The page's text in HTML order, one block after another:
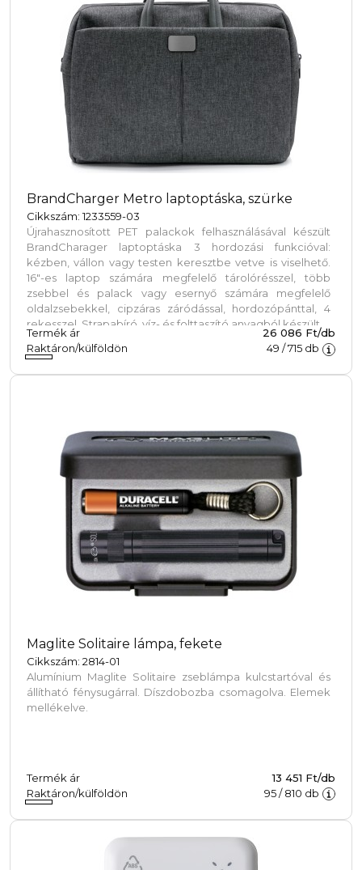
BrandCharger Metro laptoptáska, szürke
Cikkszám: 1233559-03
Újrahasznosított PET palackok felhasználásával készült
BrandCharager laptoptáska 3 hordozási funkcióval:
kézben, vállon vagy testen keresztbe vetve is viselhető.
16"-es laptop számára megfelelő tárolórésszel, több
zsebbel és palack vagy esernyő számára megfelelő
oldalzsebekkel, cipzáras záródással, hordozópánttal, 4
rekesszel. Strapabíró, víz- és folttaszító anyagból készült.
Termék ár
26 086 Ft/db
Raktáron/külföldön
49 /715 db
Maglite Solitaire lámpa, fekete
Cikkszám: 2814-01
Alumínium Maglite Solitaire zseblámpa kulcstartóval és
állítható fénysugárral. Díszdobozba csomagolva. Elemek
mellékelve.
Termék ár
13 451 Ft/db
Raktáron/külföldön
95/810 db
Oldalunk cookie-kat ("sütiket") használ. Ezen fájlok
beleegyezel a cookie-k használatába.